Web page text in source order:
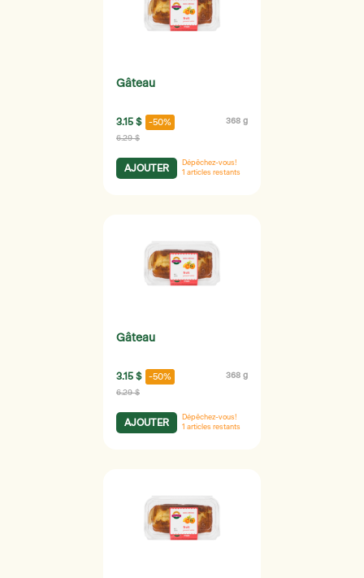
Gâteau
3.15 $ -50% 368 g
6.29 $
AJOUTER
Dépêchez-vous!
1 articles restants
Gâteau
3.15 $ -50% 368 g
6.29 $
AJOUTER
Dépêchez-vous!
1 articles restants